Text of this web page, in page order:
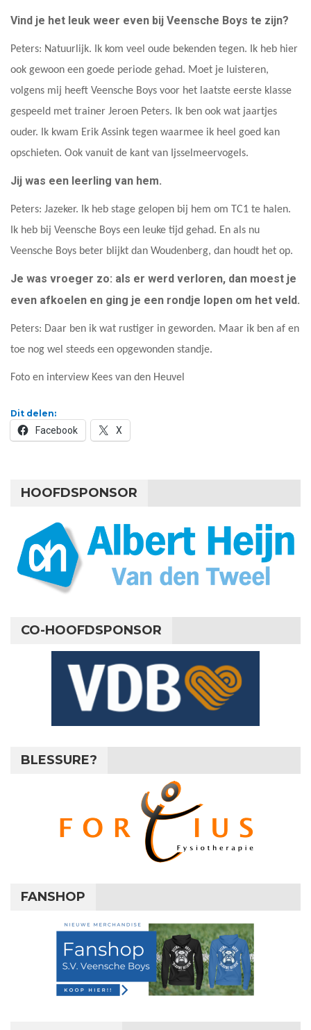
Vind je het leuk weer even bij Veensche Boys te zijn?
Peters: Natuurlijk. Ik kom veel oude bekenden tegen. Ik heb hier
ook gewoon een goede periode gehad. Moet je luisteren,
volgens mij heeft Veensche Boys voor het laatste eerste klasse
gespeeld met trainer Jeroen Peters. Ik ben ook wat jaartjes
ouder. Ik kwam Erik Assink tegen waarmee ik heel goed kan
opschieten. Ook vanuit de kant van Ijsselmeervogels.
Jij was een leerling van hem.
Peters: Jazeker. Ik heb stage gelopen bij hem om TC1 te halen.
Ik heb bij Veensche Boys een leuke tijd gehad. En als nu
Veensche Boys beter blijkt dan Woudenberg, dan houdt het op.
Je was vroeger zo: als er werd verloren, dan moest je
even afkoelen en ging je een rondje lopen om het veld.
Peters: Daar ben ik wat rustiger in geworden. Maar ik ben af en
toe nog wel steeds een opgewonden standje.
Foto en interview Kees van den Heuvel
Dit delen:
Facebook X
HOOFDSPONSOR
CO-HOOFDSPONSOR
BLESSURE?
FANSHOP